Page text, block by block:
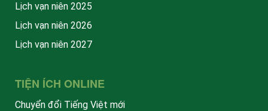
Lịch vạn niên 2025
Lịch vạn niên 2026
Lịch vạn niên 2027
TIỆN ÍCH ONLINE
Chuyển đổi Tiếng Việt mới